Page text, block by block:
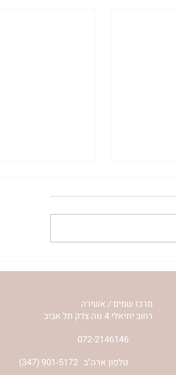
| הר'
אוהב" | ראש חודש אב
מרכז שמים / אשירה
רחוב יחיאלי 4 נוה צדק תל אביב
072-2146146
(347) 901-5172 טלפון ארה"ב